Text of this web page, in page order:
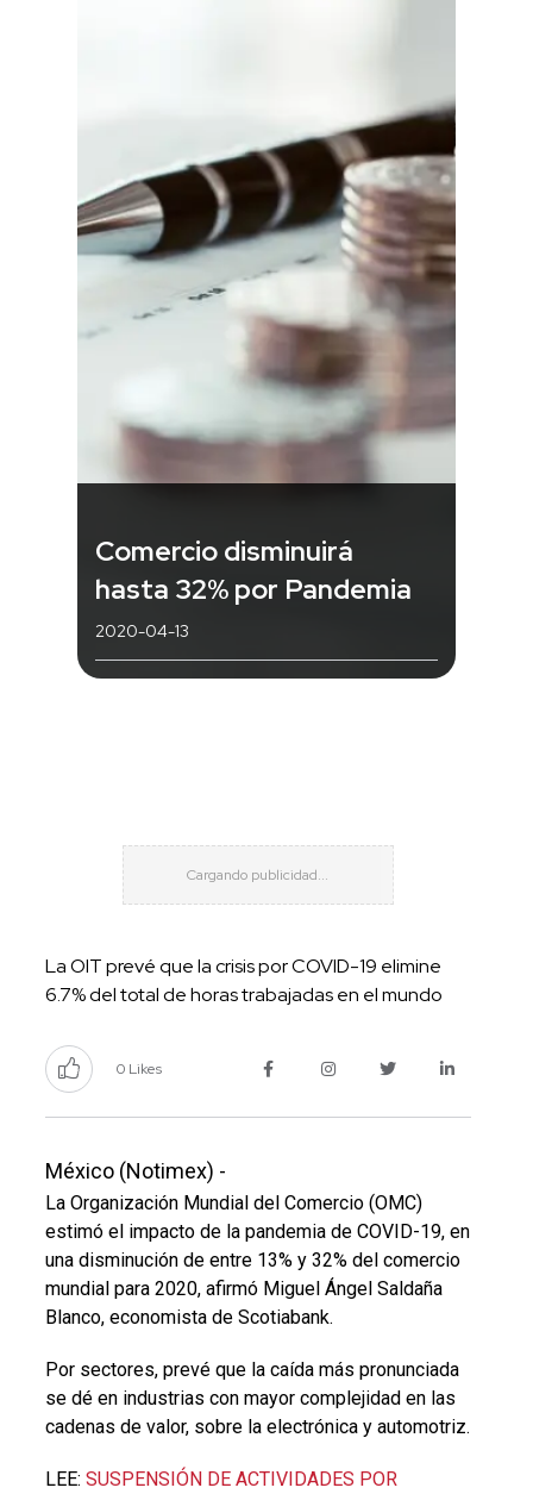
Comercio disminuirá
hasta 32% por Pandemia
2020-04-13
La OIT prevé que la crisis por COVID-19 elimine
6.7% del total de horas trabajadas en el mundo
0 Likes
México (Notimex) -
La Organización Mundial del Comercio (OMC)
estimó el impacto de la pandemia de COVID-19, en
una disminución de entre 13% y 32% del comercio
mundial para 2020, afirmó Miguel Ángel Saldaña
Blanco, economista de Scotiabank.
Por sectores, prevé que la caída más pronunciada
se dé en industrias con mayor complejidad en las
cadenas de valor, sobre la electrónica y automotriz.
LEE: SUSPENSIÓN DE ACTIVIDADES POR